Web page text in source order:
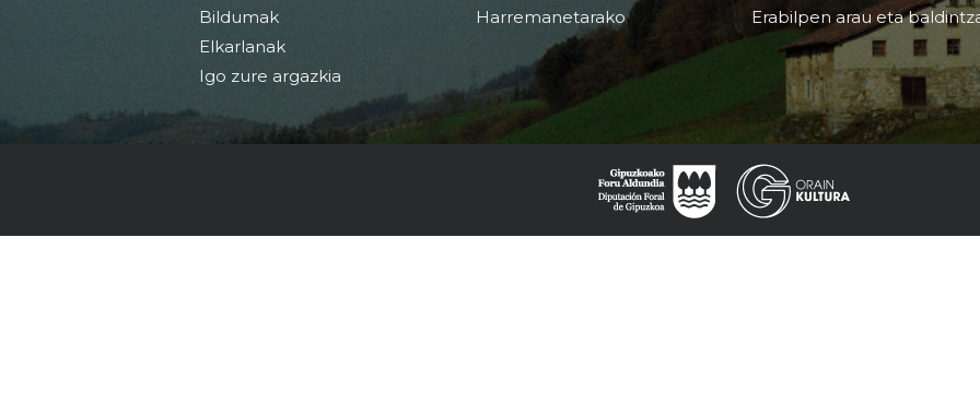
Bildumak
Elkarlanak
Igo zure argazkia
Harremanetarako
Erabilpen arau eta